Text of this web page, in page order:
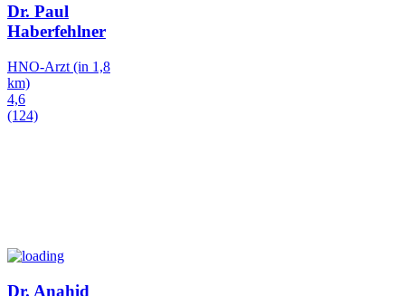
Dr. Paul
Haberfehlner
HNO-Arzt (in 1,8
km)
4,6
(124)
Dr. Anahid